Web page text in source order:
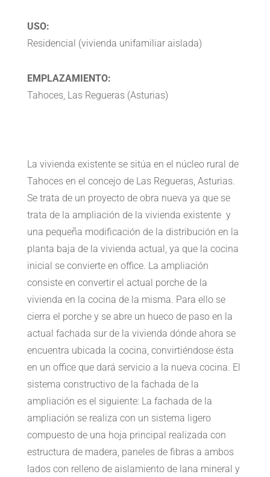
USO:
Residencial (vivienda unifamiliar aislada)
EMPLAZAMIENTO:
Tahoces, Las Regueras (Asturias)
La vivienda existente se sitúa en el núcleo rural de
Tahoces en el concejo de Las Regueras, Asturias.
Se trata de un proyecto de obra nueva ya que se
trata de la ampliación de la vivienda existente y
una pequeña modificación de la distribución en la
planta baja de la vivienda actual, ya que la cocina
inicial se convierte en office. La ampliación
consiste en convertir el actual porche de la
vivienda en la cocina de la misma. Para ello se
cierra el porche y se abre un hueco de paso en la
actual fachada sur de la vivienda dónde ahora se
encuentra ubicada la cocina, convirtiéndose ésta
en un office que dará servicio a la nueva cocina. El
sistema constructivo de la fachada de la
ampliación es el siguiente: La fachada de la
ampliación se realiza con un sistema ligero
compuesto de una hoja principal realizada con
estructura de madera, paneles de fibras a ambos
lados con relleno de aislamiento de lana mineral y